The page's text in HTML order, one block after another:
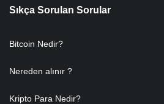
Sıkça Sorulan Sorular
Bitcoin Nedir?
Nereden alınır ?
Kripto Para Nedir?